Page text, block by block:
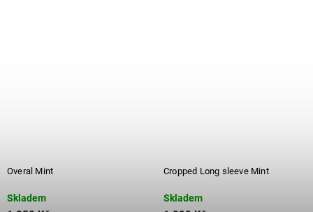
Overal Mint
Skladem
Cropped Long sleeve Mint
Skladem